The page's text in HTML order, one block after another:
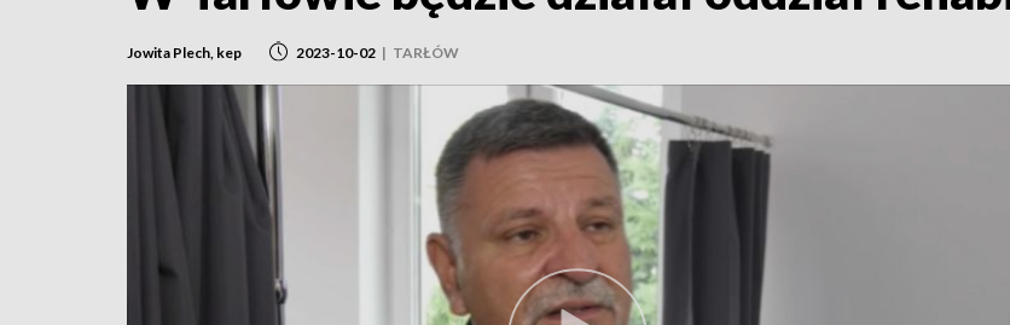
Jowita Plech, kep 2023-10-02 | TARŁÓW